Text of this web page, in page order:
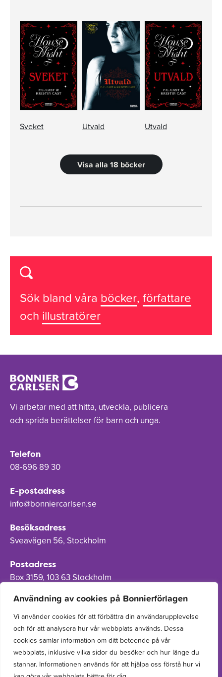
Användning av cookies på Bonnierförlagen
Vi använder cookies för att förbättra din användarupplevelse
och för att analysera hur vår webbplats används. Dessa
cookies samlar information om ditt beteende på vår
webbplats, inklusive vilka sidor du besöker och hur länge du
stannar. Informationen används för att hjälpa oss förstå hur vi
Sveket Utvald Utvald
Visa alla 18 böcker
Sök bland våra böcker, författare
och illustratörer
Vi arbetar med att hitta, utveckla, publicera
och sprida berättelser för barn och unga.
Telefon
08-696 89 30
E-postadress
info@bonniercarlsen.se
Besöksadress
Sveavägen 56, Stockholm
Postadress
Box 3159, 103 63 Stockholm
Om Bonnierförlagen
Cookies
Integritetspolicy